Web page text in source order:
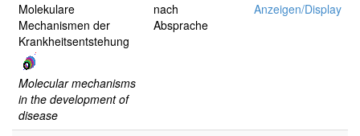
Molekulare
Mechanismen der
Krankheitsentstehung
Molecular mechanisms
in the development of
disease
nach
Absprache
Anzeigen/Display